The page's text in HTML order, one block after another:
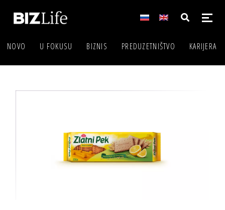
NOVO U FOKUSU BIZNIS PREDUZETNIŠTVO KARIJERA